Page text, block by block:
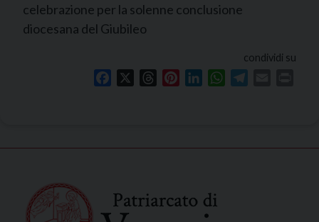
celebrazione per la solenne conclusione
diocesana del Giubileo
condividi su
Facebook ThreadsPinterestLinkedInWhatsApp